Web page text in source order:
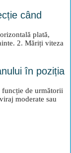
când
plată,
2. Măriți viteza
în poziția
de următorii
moderate sau